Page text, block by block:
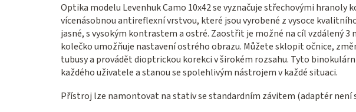
Optika modelu Levenhuk Camo 10x42 se vyznačuje střechovými
vícenásobnou antireflexní vrstvou, které jsou vyrobené z vysoce
jasné, s vysokým kontrastem a ostré. Zaostřit je možné na cíl vzdálený
kolečko umožňuje nastavení ostrého obrazu. Můžete sklopit očnice,
tubusy a provádět dioptrickou korekci v širokém rozsahu. Tyto
každého uživatele a stanou se spolehlivým nástrojem v každé situaci.
Přístroj lze namontovat na stativ se standardním závitem (adaptér není